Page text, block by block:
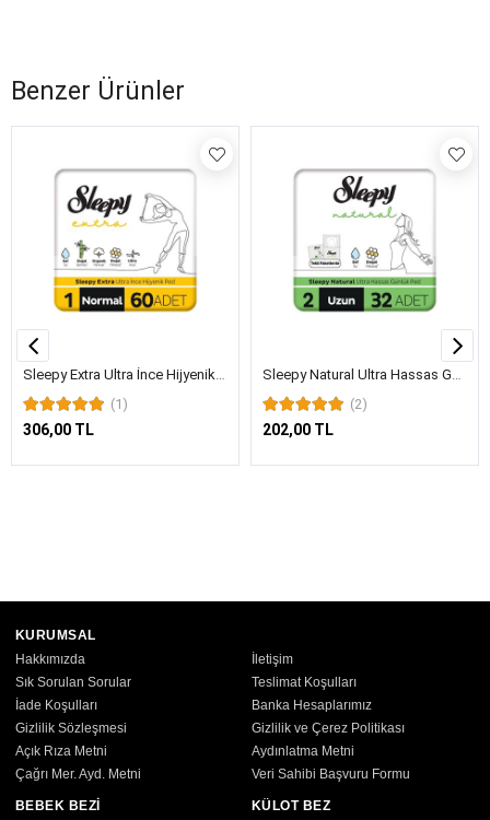
Benzer Ürünler
Sleepy Extra Ultra İnce Hijyenik Ped Normal 60 Adet Ped
(1)
306,00 TL
Sleepy Natural Ultra Hassas Günlük Ped Uzun 32 Adet Ped
(2)
202,00 TL
KURUMSAL
Hakkımızda
İletişim
Sık Sorulan Sorular
Teslimat Koşulları
İade Koşulları
Banka Hesaplarımız
Gizlilik Sözleşmesi
Gizlilik ve Çerez Politikası
Açık Rıza Metni
Aydınlatma Metni
Çağrı Mer. Ayd. Metni
Veri Sahibi Başvuru Formu
BEBEK BEZİ
KÜLOT BEZ